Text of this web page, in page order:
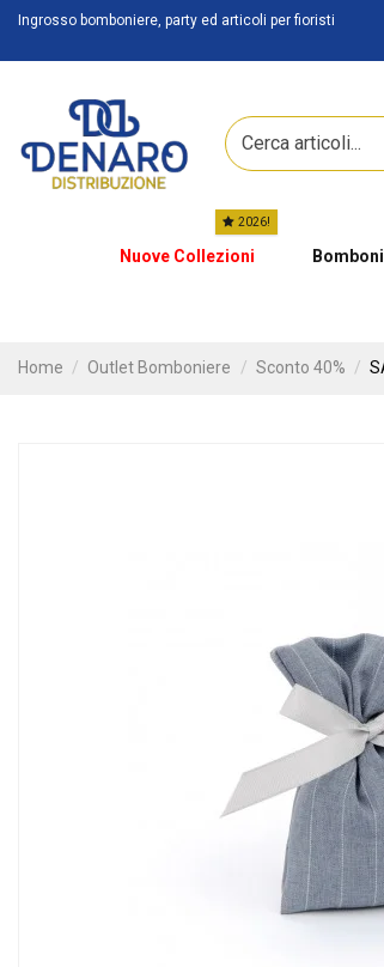
Ingrosso bomboniere, party ed articoli per fioristi
Nuove Collezioni
2026!
Home Outlet Bomboniere Sconto 40%